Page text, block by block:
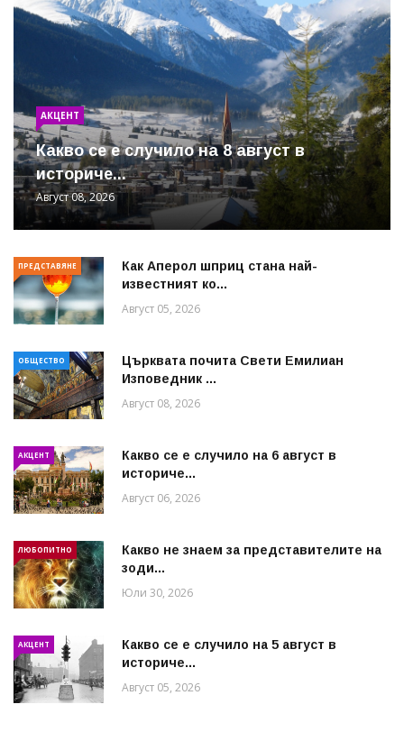
АКЦЕНТ
Какво се е случило на 8 август в
историче...
Август 08, 2026
ПРЕДСТАВЯНЕ
Как Аперол шприц стана най-
известният ко...
Август 05, 2026
ОБЩЕСТВО
Църквата почита Свeти Емилиан
Изповедник ...
Август 08, 2026
АКЦЕНТ
Какво се е случило на 6 август в
историче...
Август 06, 2026
ЛЮБОПИТНО
Какво не знаем за представителите на
зоди...
Юли 30, 2026
АКЦЕНТ
Какво се е случило на 5 август в
историче...
Август 05, 2026